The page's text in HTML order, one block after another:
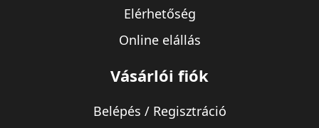
Elérhetőség
Online elállás
Vásárlói fiók
Belépés / Regisztráció